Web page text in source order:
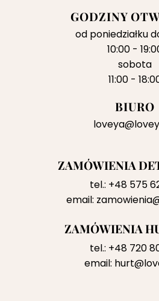
GODZINY
od poniedziałku
10:00 -
sobota
11:00 -
BIURO
ZAMÓWIENIA
tel.: +48 575
email:
ZAMÓWIENIA
tel.: +48 720
email: